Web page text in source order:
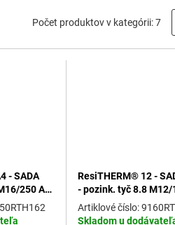
Počet produktov v kategórii: 7
- SADA
250 A4
A4
ResiTHERM® 12 -
- pozink. tyč 8.8 M12/
spojovací závit
Skladom u